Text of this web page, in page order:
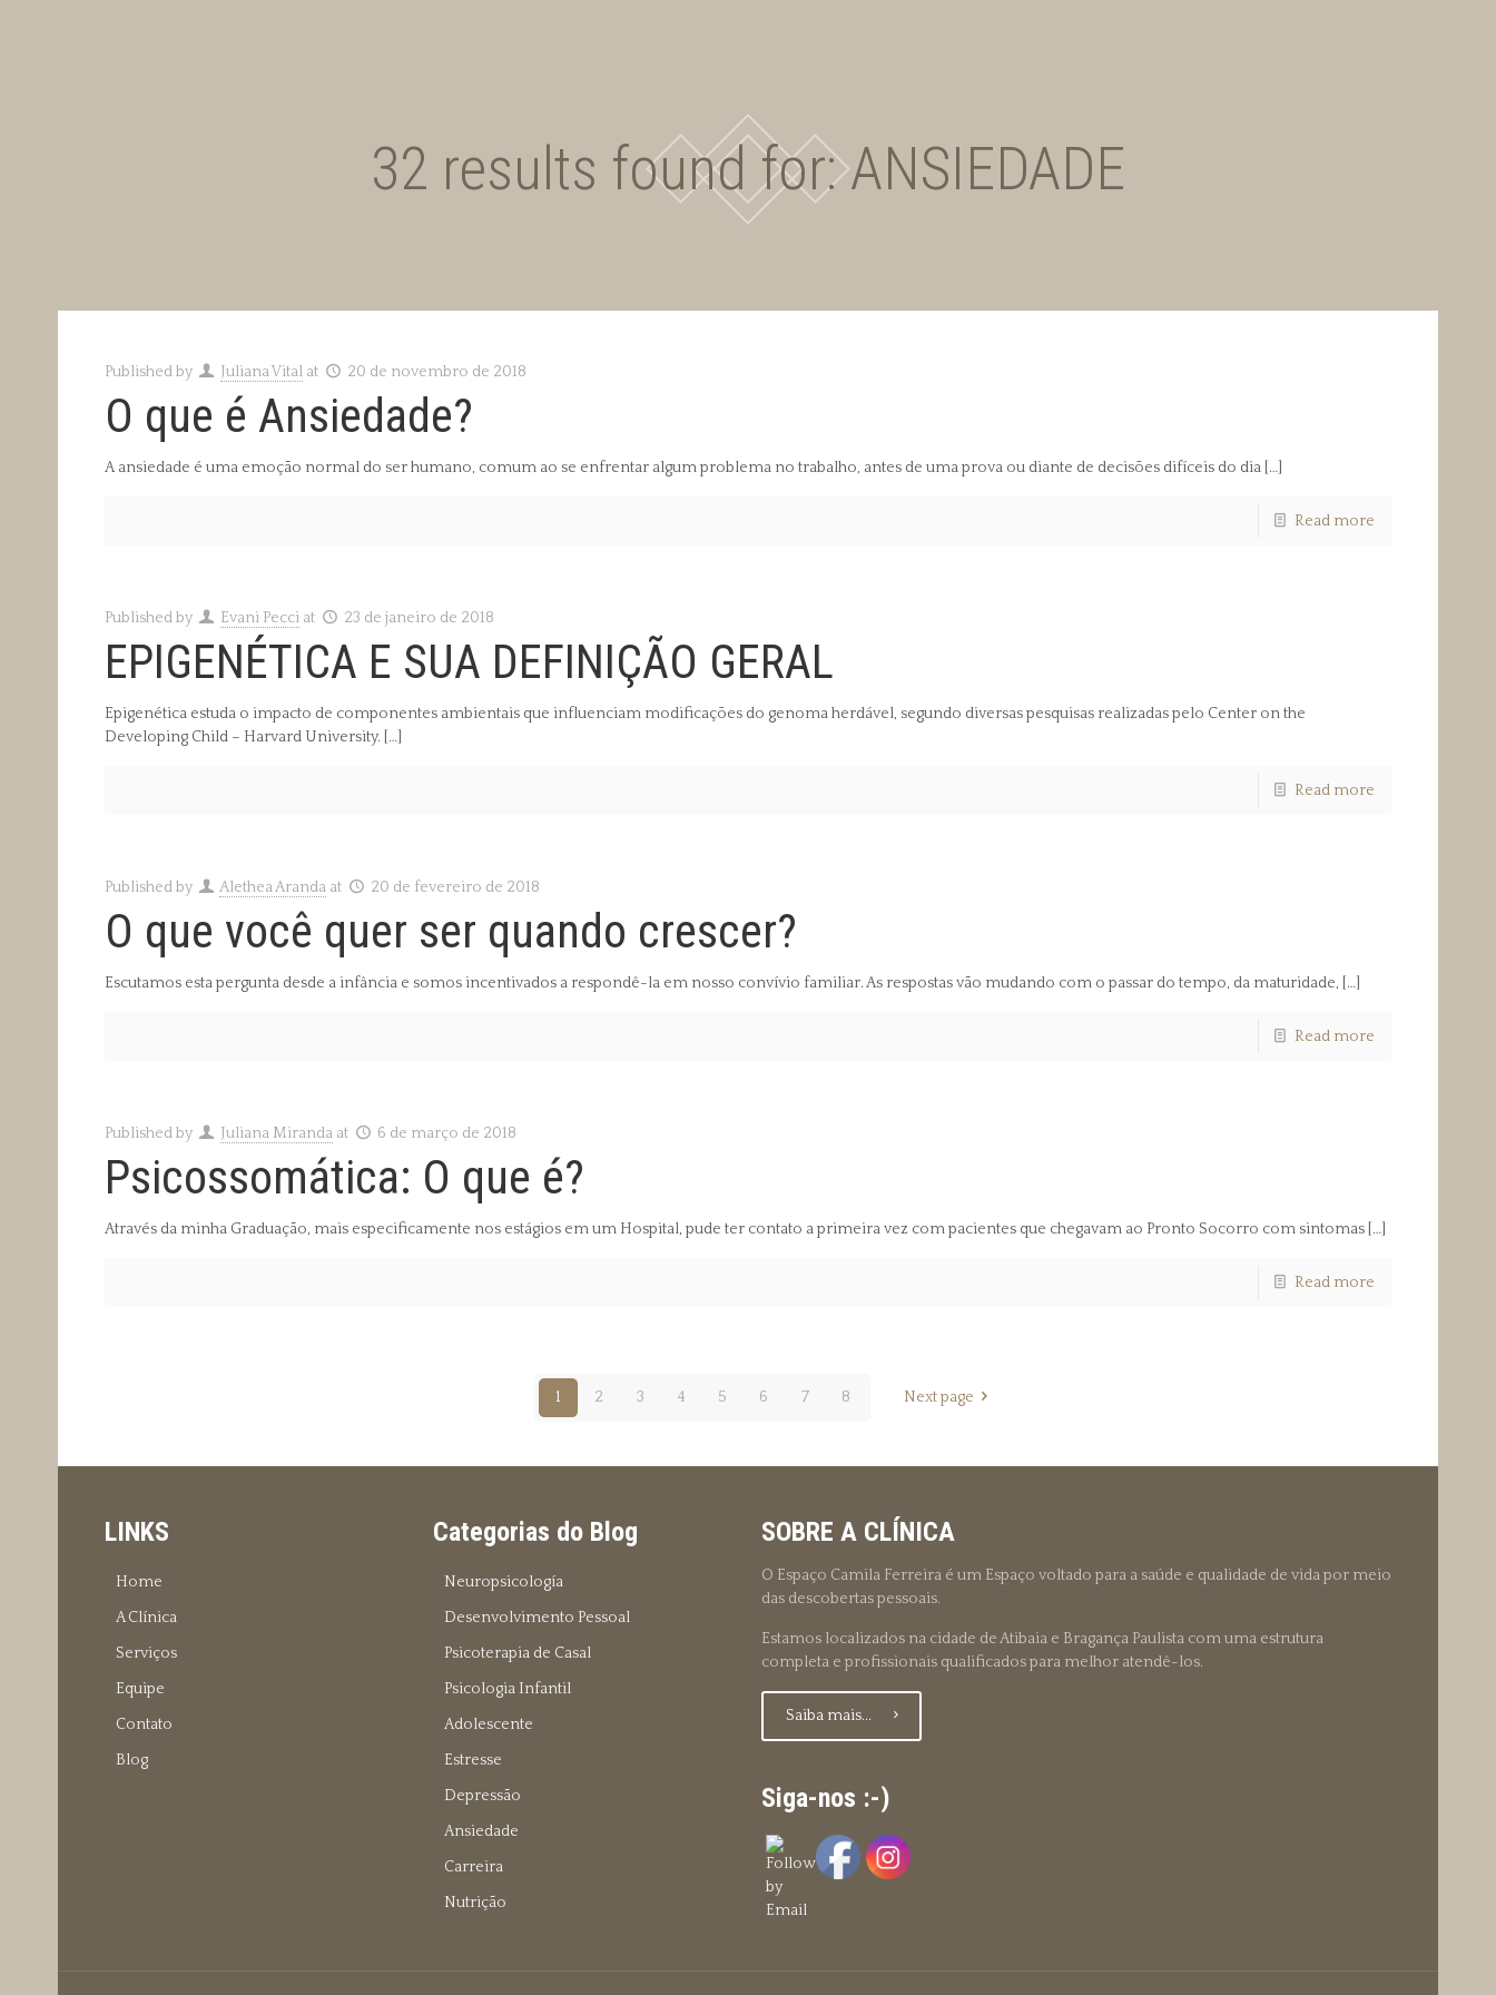
32 results found for: ANSIEDADE
Published by Juliana Vital at 20 de novembro de 2018
O que é Ansiedade?
A ansiedade é uma emoção normal do ser humano, comum ao se enfrentar algum problema no trabalho, antes de uma prova ou diante de decisões difíceis do dia[…]
Read more
Published by Evani Pecci at 23 de janeiro de 2018
EPIGENÉTICA E SUA DEFINIÇÃO GERAL
Epigenética estuda o impacto de componentes ambientais que influenciam modificações do genoma herdável, segundo diversas pesquisas realizadas pelo Center on the
Developing Child – Harvard University. […]
Read more
Published by Alethea Aranda at 20 de fevereiro de 2018
O que você quer ser quando crescer?
Escutamos esta pergunta desde a infância e somos incentivados a respondê-la em nosso convívio familiar. As respostas vão mudando com o passar do tempo, da maturidade, […]
Read more
Published by Juliana Miranda at 6 de março de 2018
Psicossomática: O que é?
Através da minha Graduação, mais especificamente nos estágios em um Hospital, pude ter contato a primeira vez com pacientes que chegavam ao Pronto Socorro com sintomas[…]
Read more
1 2 3 4 5 6 7 8 Next page
LINKS
Home
A Clínica
Serviços
Equipe
Contato
Blog
Categorias do Blog
Neuropsicología
Desenvolvimento Pessoal
Psicoterapia de Casal
Psicologia Infantil
Adolescente
Estresse
Depressão
Ansiedade
Carreira
Nutrição
SOBRE A CLÍNICA
O Espaço Camila Ferreira é um Espaço voltado para a saúde e qualidade de vida por meio
das descobertas pessoais.
Estamos localizados na cidade de Atibaia e Bragança Paulista com uma estrutura
completa e profissionais qualificados para melhor atendê-los.
Saiba mais...
Siga-nos :-)